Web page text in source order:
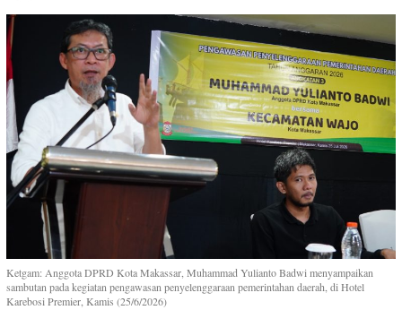
Ketgam: Anggota DPRD Kota Makassar, Muhammad Yulianto Badwi menyampaikan
sambutan pada kegiatan pengawasan penyelenggaraan pemerintahan daerah, di Hotel
Karebosi Premier, Kamis (25/6/2026)